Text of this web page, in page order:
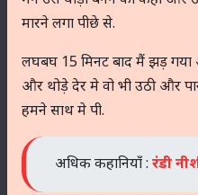
मारने लगा पीछे से.
लघबघ 15 मिनट बाद मैं झड़ गया
और थोड़े देर मे वो भी उठी और
हमने साथ मे पी.
अधिक कहानियाँ : रंडी